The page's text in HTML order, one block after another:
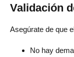
Validación
Asegúrate de que
No hay